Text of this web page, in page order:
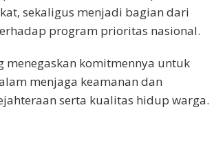
sekaligus menjadi bagian dari
program prioritas nasional.
menegaskan komitmennya untuk
menjaga keamanan dan
serta kualitas hidup warga.